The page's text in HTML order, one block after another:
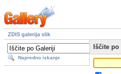
ZDIS galerija slik
Napredno iskanje
Iščite